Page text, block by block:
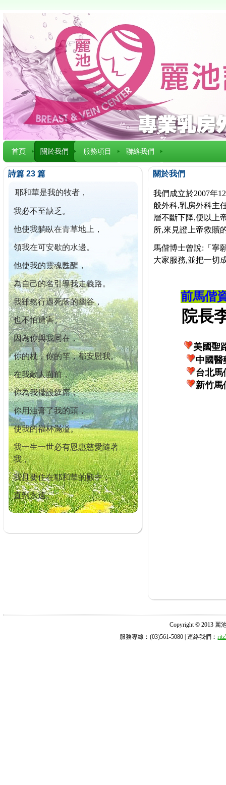
首頁 關於我們 服務項目 聯絡我們
詩篇 23 篇
耶和華是我的牧者，
我必不至缺乏。
他使我躺臥在青草地上，
領我在可安歇的水邊。
他使我的靈魂甦醒，
為自己的名引導我走義路。
我雖然行過死蔭的幽谷，
也不怕遭害。
因為你與我同在，
你的杖，你的竿，都安慰我。
在我敵人面前，
你為我擺設筵席；
你用油膏了我的頭，
使我的福杯滿溢。
我一生一世必有恩惠慈愛隨著
我，
我且要住在耶和華的殿中，
直到永遠。
關於我們
我們成立於2007年
般外科,乳房外科主
層不斷下降,便以上
所,來見證上帝救贖
馬偕博士曾說:「寧
大家服務,並把一切
前馬偕
院長李
美國聖
中國醫
台北馬
新竹馬
Copyright © 2013 麗
服務專線︰(03)561-5080 | 連絡我們︰